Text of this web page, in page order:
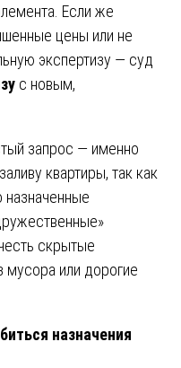
Если же
цены или не
экспертизу — суд
с новым,
запрос — именно
квартиры, так как
скрытые
или дорогие
назначения